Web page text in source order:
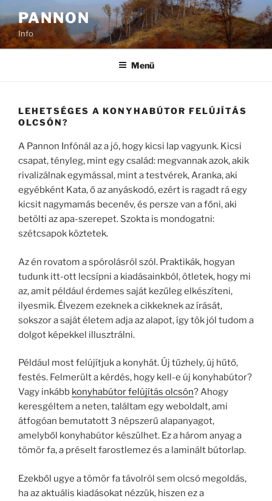
PANNON
Info
Menü
LEHETSÉGES A KONYHABÚTOR FELÚJÍTÁS
OLCSÓN?
A Pannon Infónál az a jó, hogy kicsi lap vagyunk. Kicsi
csapat, tényleg, mint egy család: megvannak azok, akik
rivalizálnak egymással, mint a testvérek, Aranka, aki
egyébként Kata, ő az anyáskodó, ezért is ragadt rá egy
kicsit nagymamás becenév, és persze van a főni, aki
betölti az apa-szerepet. Szokta is mondogatni:
szétcsapok köztetek.
Az én rovatom a spórolásról szól. Praktikák, hogyan
tudunk itt-ott lecsípni a kiadásainkból, ötletek, hogy mi
az, amit például érdemes saját kezűleg elkészíteni,
ilyesmik. Élvezem ezeknek a cikkeknek az írását,
sokszor a saját életem adja az alapot, így tök jól tudom a
dolgot képekkel illusztrálni.
Például most felújítjuk a konyhát. Új tűzhely, új hűtő,
festés. Felmerült a kérdés, hogy kell-e új konyhabútor?
Vagy inkább konyhabútor felújítás olcsón? Ahogy
keresgéltem a neten, találtam egy weboldalt, ami
átfogóan bemutatott 3 népszerű alapanyagot,
amelyből konyhabútor készülhet. Ez a három anyag a
tömör fa, a préselt farostlemez és a laminált bútorlap.
Ezekből ugye a tömör fa távolról sem olcsó megoldás,
ha az aktuális kiadásokat nézzük, hiszen ez a